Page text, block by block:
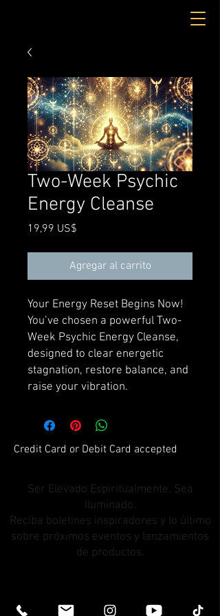
Two-Week Psychic
Energy Cleanse
19,99 US$
Agregar al carrito
Your Energy Reset Begins Now!
You’ve chosen a powerful Two-
Week Psychic Energy Cleanse,
designed to clear energetic
stagnation, restore balance, and
raise your vibration.
Credit Card or Debit Card accepted
Ser Elevado Espiritualmente. Sea
Iluminado.
Reciba boletines inspiradores y lo último
sobre próximos eventos y lanzamientos
de productos.
correos